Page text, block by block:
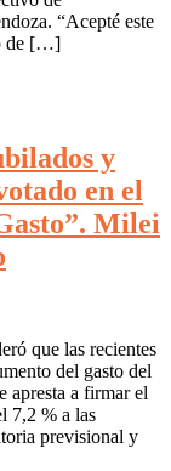
“Acepté este
de […]
y
en el
Milei
que las recientes
del gasto del
apresta a firmar el
7,2 % a las
previsional y